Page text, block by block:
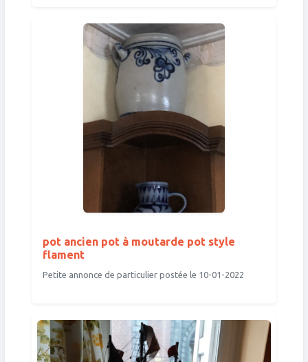
pot ancien pot à moutarde pot style
flament
Petite annonce de particulier postée le 10-01-2022